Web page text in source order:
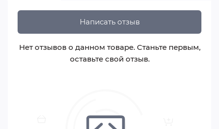
Написать отзыв
Нет отзывов о данном товаре. Станьте первым,
оставьте свой отзыв.